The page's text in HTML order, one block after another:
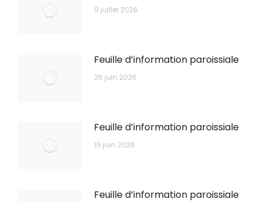
9 juillet 2026
Feuille d’information paroissiale
26 juin 2026
Feuille d’information paroissiale
19 juin 2026
Feuille d’information paroissiale